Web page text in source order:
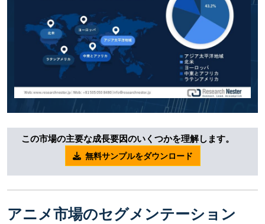
この市場の主要な成長要因のいくつかを理解します。
無料サンプルをダウンロード
アニメ市場のセグメンテーション